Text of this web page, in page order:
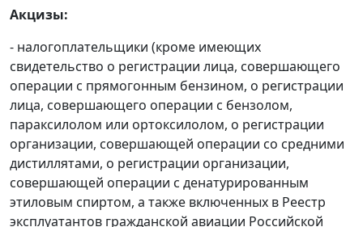
Акцизы:
- налогоплательщики (кроме имеющих
свидетельство о регистрации лица, совершающего
операции с прямогонным бензином, о регистрации
лица, совершающего операции с бензолом,
параксилолом или ортоксилолом, о регистрации
организации, совершающей операции со средними
дистиллятами, о регистрации организации,
совершающей операции с денатурированным
этиловым спиртом, а также включенных в Реестр
эксплуатантов гражданской авиации Российской